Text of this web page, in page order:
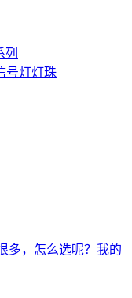
列
号灯灯珠
多，怎么选呢？我的